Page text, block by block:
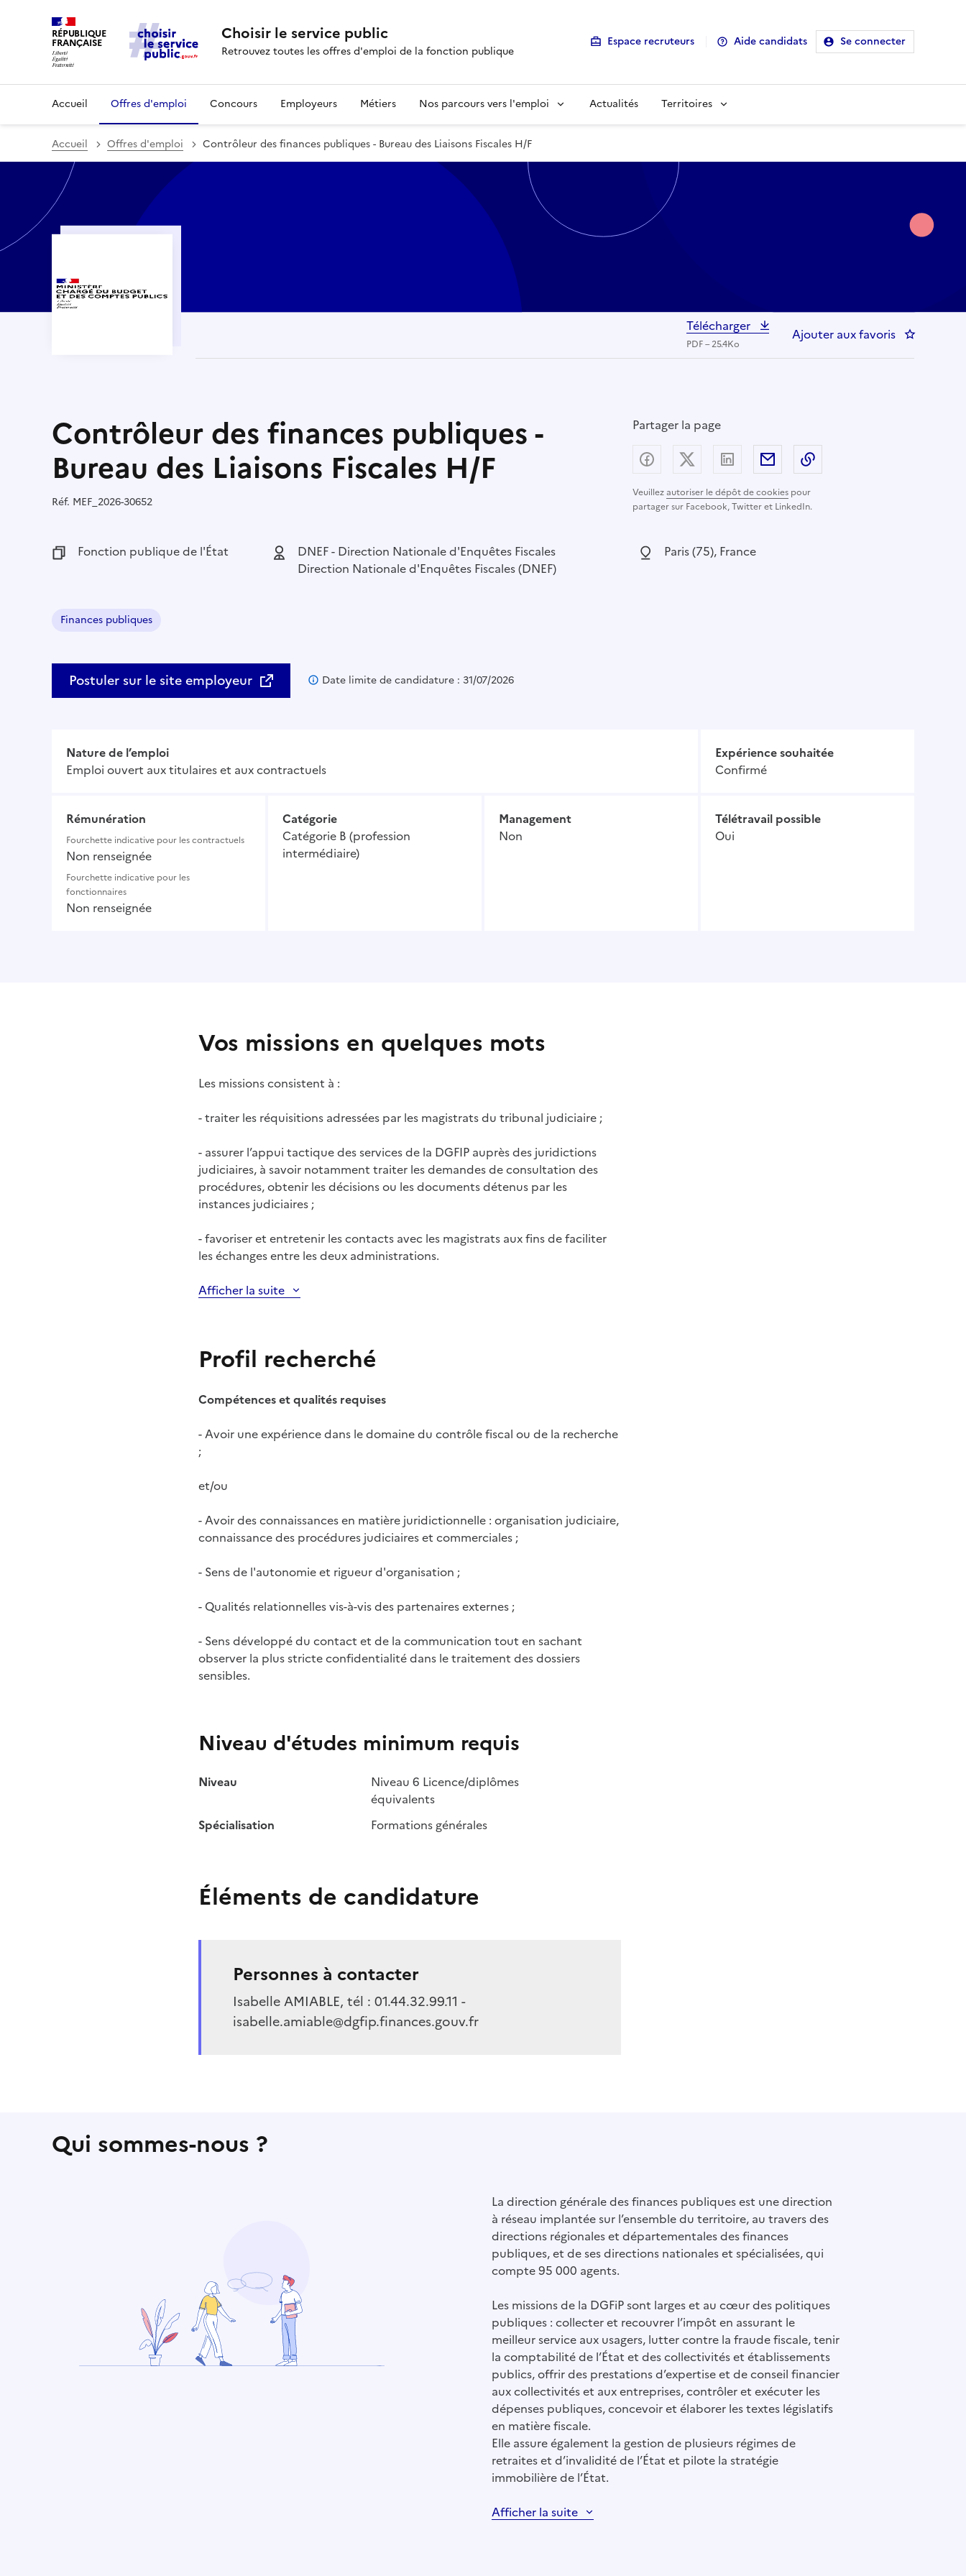
RÉPUBLIQUE
FRANÇAISE Choisir le service public
Retrouvez toutes les offres d'emploi de la fonction publique
Espace recruteurs Aide candidats Se connecter
Accueil Offres d'emploi Concours Employeurs Métiers Nos parcours vers l'emploi Actualités Territoires
Accueil Offres d'emploi Contrôleur des finances publiques - Bureau des Liaisons Fiscales H/F
Télécharger
PDF – 25.4Ko
Ajouter aux favoris :
Contrôleur des finances publiques -
Bureau des Liaisons Fiscales H/F
Partager la page
Veuillezautoriser le dépôt de cookies pour
partager sur Facebook, Twitter et LinkedIn.
Partager sur Facebook
Partager sur X (anciennement Twitter) -
Partager sur LinkedIn
Partager par email
Réf. Référence :
MEF_2026-30652
Fonction publique :
Fonction publique de l'État Employeur :
DNEF - Direction Nationale d'Enquêtes Fiscales
Direction Nationale d'Enquêtes Fiscales (DNEF)
Localisation :
Paris (75), France
Domaine :
Finances publiques
Postuler sur le site employeur Date limite de candidature : 31/07/2026
Nature de l’emploi
Emploi ouvert aux titulaires et aux contractuels
Expérience souhaitée
Confirmé
Rémunération
Fourchette indicative pour les contractuels
Non renseignée
Fourchette indicative pour les
fonctionnaires
Non renseignée
Catégorie
Catégorie B (profession
intermédiaire)
Management
Non
Télétravail possible
Oui
Vos missions en quelques mots
Les missions consistent à :
- traiter les réquisitions adressées par les magistrats du tribunal judiciaire ;
- assurer l’appui tactique des services de la DGFIP auprès des juridictions
judiciaires, à savoir notamment traiter les demandes de consultation des
procédures, obtenir les décisions ou les documents détenus par les
instances judiciaires ;
- favoriser et entretenir les contacts avec les magistrats aux fins de faciliter
les échanges entre les deux administrations.
Afficher la suite
Profil recherché
Compétences et qualités requises
- Avoir une expérience dans le domaine du contrôle fiscal ou de la recherche
;
et/ou
- Avoir des connaissances en matière juridictionnelle : organisation judiciaire,
connaissance des procédures judiciaires et commerciales ;
- Sens de l'autonomie et rigueur d'organisation ;
- Qualités relationnelles vis-à-vis des partenaires externes ;
- Sens développé du contact et de la communication tout en sachant
observer la plus stricte confidentialité dans le traitement des dossiers
sensibles.
Niveau d'études minimum requis
Niveau
Niveau 6 Licence/diplômes
équivalents
Spécialisation
Formations générales
Éléments de candidature
Personnes à contacter
Isabelle AMIABLE, tél : 01.44.32.99.11 -
isabelle.amiable@dgfip.finances.gouv.fr
Qui sommes-nous ?
La direction générale des finances publiques est une direction
à réseau implantée sur l’ensemble du territoire, au travers des
directions régionales et départementales des finances
publiques, et de ses directions nationales et spécialisées, qui
compte 95 000 agents.
Les missions de la DGFiP sont larges et au cœur des politiques
publiques : collecter et recouvrer l’impôt en assurant le
meilleur service aux usagers, lutter contre la fraude fiscale, tenir
la comptabilité de l’État et des collectivités et établissements
publics, offrir des prestations d’expertise et de conseil financier
aux collectivités et aux entreprises, contrôler et exécuter les
dépenses publiques, concevoir et élaborer les textes législatifs
en matière fiscale.
Elle assure également la gestion de plusieurs régimes de
retraites et d’invalidité de l’État et pilote la stratégie
immobilière de l’État.
Afficher la suite